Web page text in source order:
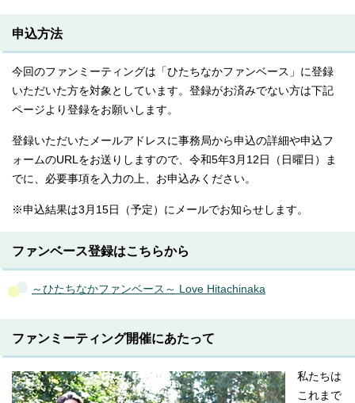
申込方法
今回のファンミーティングは「ひたちなかファンベース」に登録
いただいた方を対象としています。登録がお済みでない方は下記
ページより登録をお願いします。
登録いただいたメールアドレスに事務局から申込の詳細や申込フ
ォームのURLをお送りしますので、令和5年3月12日（日曜日）ま
でに、必要事項を入力の上、お申込みください。
※申込結果は3月15日（予定）にメールでお知らせします。
ファンベース登録はこちらから
～ひたちなかファンベース～ Love Hitachinaka
ファンミーティング開催にあたって
私たちは
これまで